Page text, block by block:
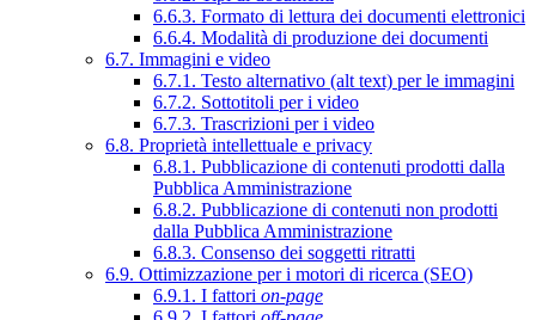
6.6.3. Formato di lettura dei documenti elettronici
6.6.4. Modalità di produzione dei documenti
6.7. Immagini e video
6.7.1. Testo alternativo (alt text) per le immagini
6.7.2. Sottotitoli per i video
6.7.3. Trascrizioni per i video
6.8. Proprietà intellettuale e privacy
6.8.1. Pubblicazione di contenuti prodotti dalla
Pubblica Amministrazione
6.8.2. Pubblicazione di contenuti non prodotti
dalla Pubblica Amministrazione
6.8.3. Consenso dei soggetti ritratti
6.9. Ottimizzazione per i motori di ricerca (SEO)
6.9.1. I fattori on-page